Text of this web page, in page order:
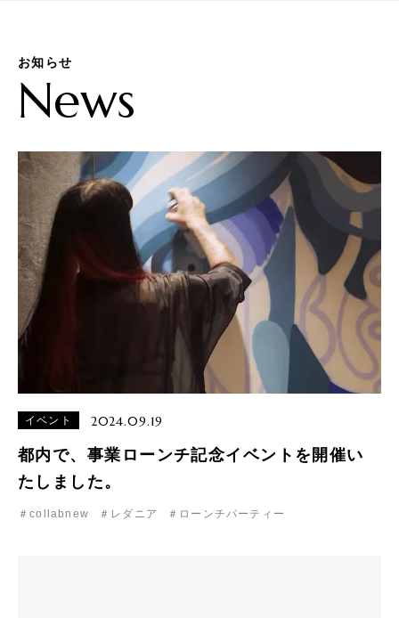
お知らせ
News
イベント 2024.09.19
都内で、事業ローンチ記念イベントを開催い
たしました。
＃collabnew ＃レダニア ＃ローンチパーティー